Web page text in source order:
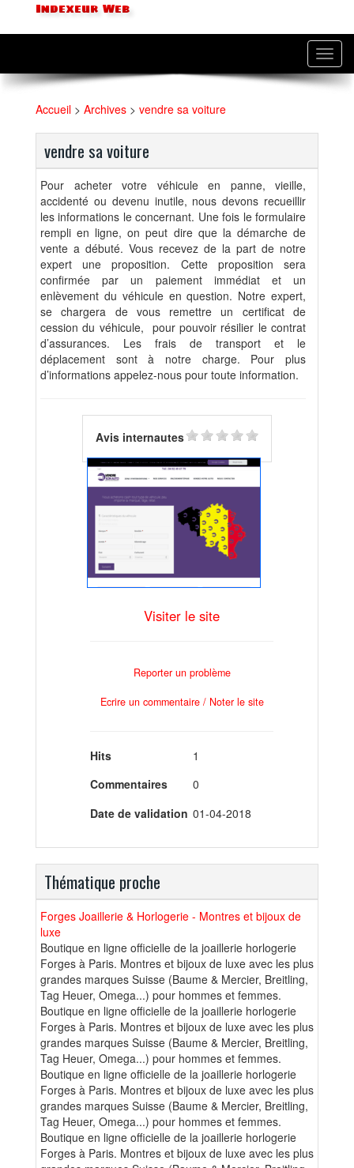
Indexeur Web
Accueil > Archives > vendre sa voiture
vendre sa voiture
Pour acheter votre véhicule en panne, vieille,
accidenté ou devenu inutile, nous devons recueillir
les informations le concernant. Une fois le formulaire
rempli en ligne, on peut dire que la démarche de
vente a débuté. Vous recevez de la part de notre
expert une proposition. Cette proposition sera
confirmée par un paiement immédiat et un
enlèvement du véhicule en question. Notre expert,
se chargera de vous remettre un certificat de
cession du véhicule, pour pouvoir résilier le contrat
d’assurances. Les frais de transport et le
déplacement sont à notre charge. Pour plus
d’informations appelez-nous pour toute information.
Avis internautes
Visiter le site
Reporter un problème
Ecrire un commentaire / Noter le site
Hits
1
Commentaires
0
Date de validation 01-04-2018
Thématique proche
Forges Joaillerie & Horlogerie - Montres et bijoux de
luxe
Boutique en ligne officielle de la joaillerie horlogerie
Forges à Paris. Montres et bijoux de luxe avec les plus
grandes marques Suisse (Baume & Mercier, Breitling,
Tag Heuer, Omega...) pour hommes et femmes.
Boutique en ligne officielle de la joaillerie horlogerie
Forges à Paris. Montres et bijoux de luxe avec les plus
grandes marques Suisse (Baume & Mercier, Breitling,
Tag Heuer, Omega...) pour hommes et femmes.
Boutique en ligne officielle de la joaillerie horlogerie
Forges à Paris. Montres et bijoux de luxe avec les plus
grandes marques Suisse (Baume & Mercier, Breitling,
Tag Heuer, Omega...) pour hommes et femmes.
Boutique en ligne officielle de la joaillerie horlogerie
Forges à Paris. Montres et bijoux de luxe avec les plus